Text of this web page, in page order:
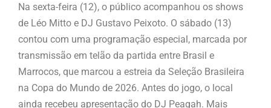
Na sexta-feira (12), o público acompanhou os shows
de Léo Mitto e DJ Gustavo Peixoto. O sábado (13)
contou com uma programação especial, marcada por
transmissão em telão da partida entre Brasil e
Marrocos, que marcou a estreia da Seleção Brasileira
na Copa do Mundo de 2026. Antes do jogo, o local
ainda recebeu apresentação do DJ Peagah. Mais